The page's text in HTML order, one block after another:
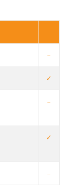
–
✓
–
✓
–